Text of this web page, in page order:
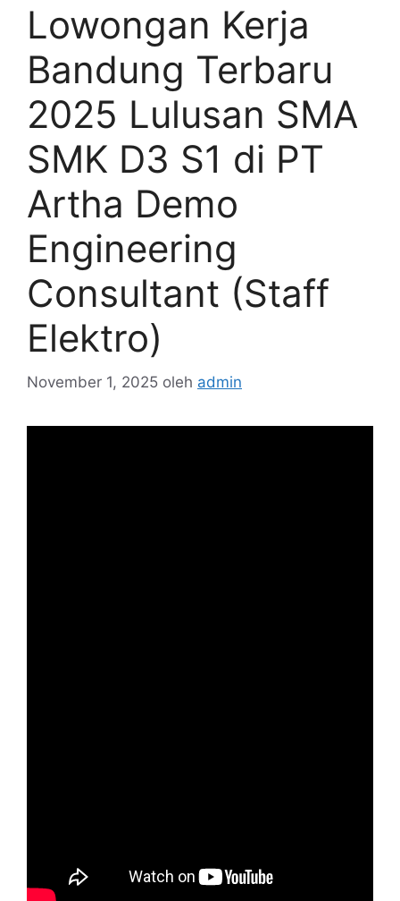
Lowongan Kerja
Bandung Terbaru
2025 Lulusan SMA
SMK D3 S1 di PT
Artha Demo
Engineering
Consultant (Staff
Elektro)
November 1, 2025 oleh admin